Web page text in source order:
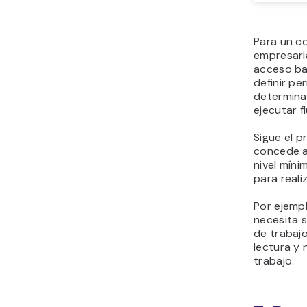
Para un
acceso
definir
ejecutar
Sigue el
concede
nivel
para
Por
necesita
de
lectura y
trabajo.